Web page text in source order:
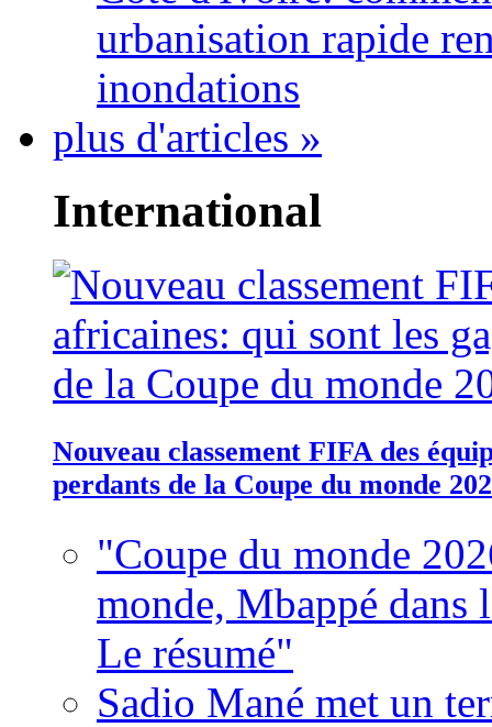
urbanisation rapide
inondations
plus d'articles »
International
Nouveau classement FIFA des
perdants de la Coupe du monde
"Coupe du monde
monde, Mbappé dans
Le résumé"
Sadio Mané met un